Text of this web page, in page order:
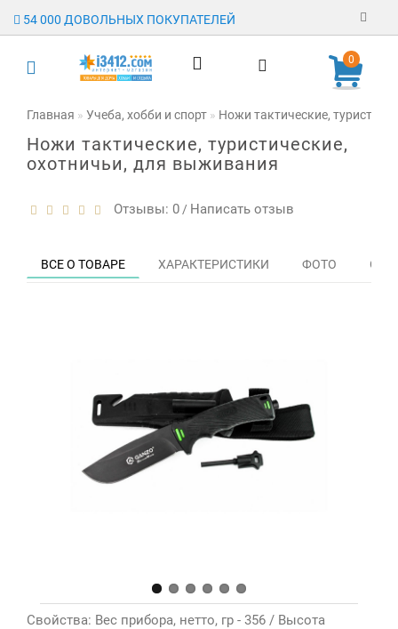
54 000 ДОВОЛЬНЫХ ПОКУПАТЕЛЕЙ
Регистрация
Гарантия
Оплата
Мои
0
Главная Учеба, хобби и спорт Ножи тактические,
Ножи тактические, туристические,
охотничьи, для выживания
Отзывы: 0 / Написать отзыв
ВСЕ О ТОВАРЕ ХАРАКТЕРИСТИКИ ФОТО
Свойства: Вес прибора, нетто, гр - 356 / Высота